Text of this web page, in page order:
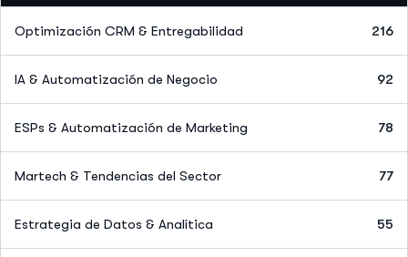
Optimización CRM & Entregabilidad 216
IA & Automatización de Negocio 92
ESPs & Automatización de Marketing 78
Martech & Tendencias del Sector 77
Estrategia de Datos & Analítica 55